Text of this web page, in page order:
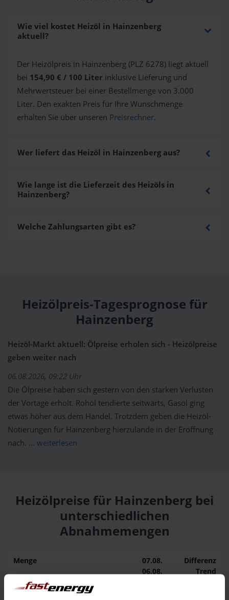
Wie viel kostet Heizöl in Hainzenberg
aktuell?
Der Heizölpreis in Hainzenberg (PLZ 6278) liegt aktuell
bei 154,90 € / 100 Liter inklusive Lieferung und
Mehrwertsteuer bei einer Bestellmenge von 3.000
Liter. Den exakten Preis für Ihre Wunschmenge
erhalten Sie über unseren Preisrechner.
Wer liefert das Heizöl in Hainzenberg aus?
Wie lange ist die Lieferzeit des Heizöls in
Hainzenberg?
Welche Zahlungsarten gibt es?
Heizölpreis-Tagesprognose für
Hainzenberg
Heizöl-Markt aktuell: Ölpreise erholen sich - Heizölpreise
geben weiter nach
06.08.2026, 09:22 Uhr
Die Ölpreise haben sich gestern von den starken Verlusten
der Vortage erholt. Rohöl tendierte seitwärts, Gasöl ging
etwas höher aus dem Handel. Trotzdem geben die Heizöl-
Notierungen für Hainzenberg hierzulande in der Eröffnung
nach. ... weiterlesen
Heizölpreise für Hainzenberg bei
unterschiedlichen
Abnahmemengen
Menge
07.08.
06.08.
Differenz
Trend
1.000 Liter